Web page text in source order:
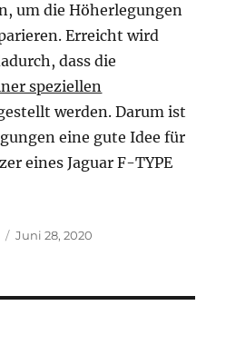
um die Höherlegungen
Erreicht wird
dass die
speziellen
werden. Darum ist
eine gute Idee für
eines Jaguar F-TYPE
Veröffentlicht
Juni 28, 2020